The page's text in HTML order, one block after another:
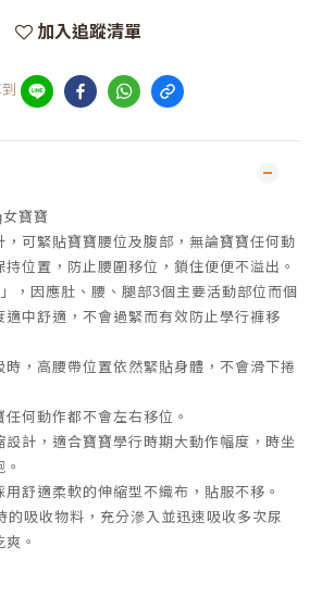
加入追蹤清單
寶寶
，可緊貼寶寶腰位及腹部，無論寶寶任何動
位置，防止腰圍移位，鎖住便便不溢出。
，因應肚、腰、腿部3個主要活動部位而個
適中舒適，不會過緊而有效防止學行褲移
時，高腰帶位置依然緊貼身體，不會滑下捲
何動作都不會左右移位。
設計，適合寶寶學行時期大動作幅度，時坐
舒適柔軟的伸縮型不織布，貼服不移。
的吸收物料，充分滲入並迅速吸收多次尿
。